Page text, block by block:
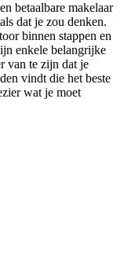
betaalbare makelaar
dat je zou denken.
binnen stappen en
enkele belangrijke
van te zijn dat je
vindt die het beste
wat je moet